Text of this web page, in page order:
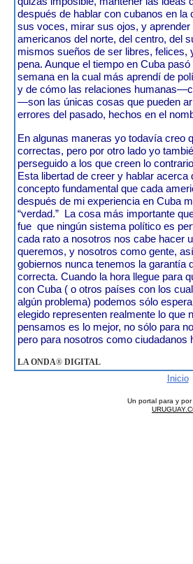
después de hablar con cubanos en
sus voces, mirar sus ojos, y
americanos del norte, del centro, del
mismos sueños de ser libres, felices,
pena. Aunque el tiempo en Cuba
semana en la cual más aprendí de
y de cómo las relaciones
—son las únicas cosas que pueden
errores del pasado, hechos en el
En algunas maneras yo todavía creo
correctas, pero por otro lado yo
perseguido a los que creen lo
Esta libertad de creer y hablar acerca
concepto fundamental que cada
después de mi experiencia en Cuba
“verdad.” La cosa más importante
fue que ningún sistema político es
cada rato a nosotros nos cabe hacer
queremos, y nosotros como gente,
gobiernos nunca tenemos la garantía
correcta. Cuando la hora llegue para
con Cuba ( o otros países con los
algún problema) podemos sólo
elegido representen realmente lo que
pensamos es lo mejor, no sólo para
pero para nosotros como ciudadanos
LA ONDA® DIGITAL
Inicio
Un portal para y